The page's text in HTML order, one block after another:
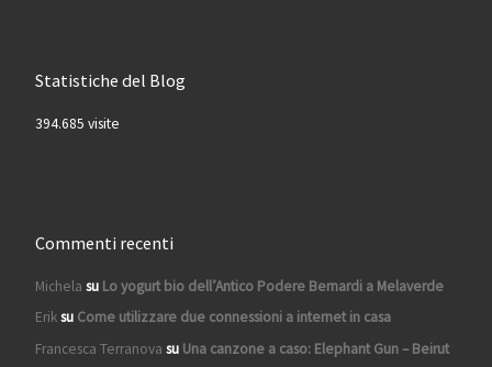
Statistiche del Blog
394.685 visite
Commenti recenti
Michela su Lo yogurt bio dell’Antico Podere Bernardi a Melaverde
Eriksu Come utilizzare due connessioni a internet in casa
Francesca Terranova su Una canzone a caso: Elephant Gun – Beirut